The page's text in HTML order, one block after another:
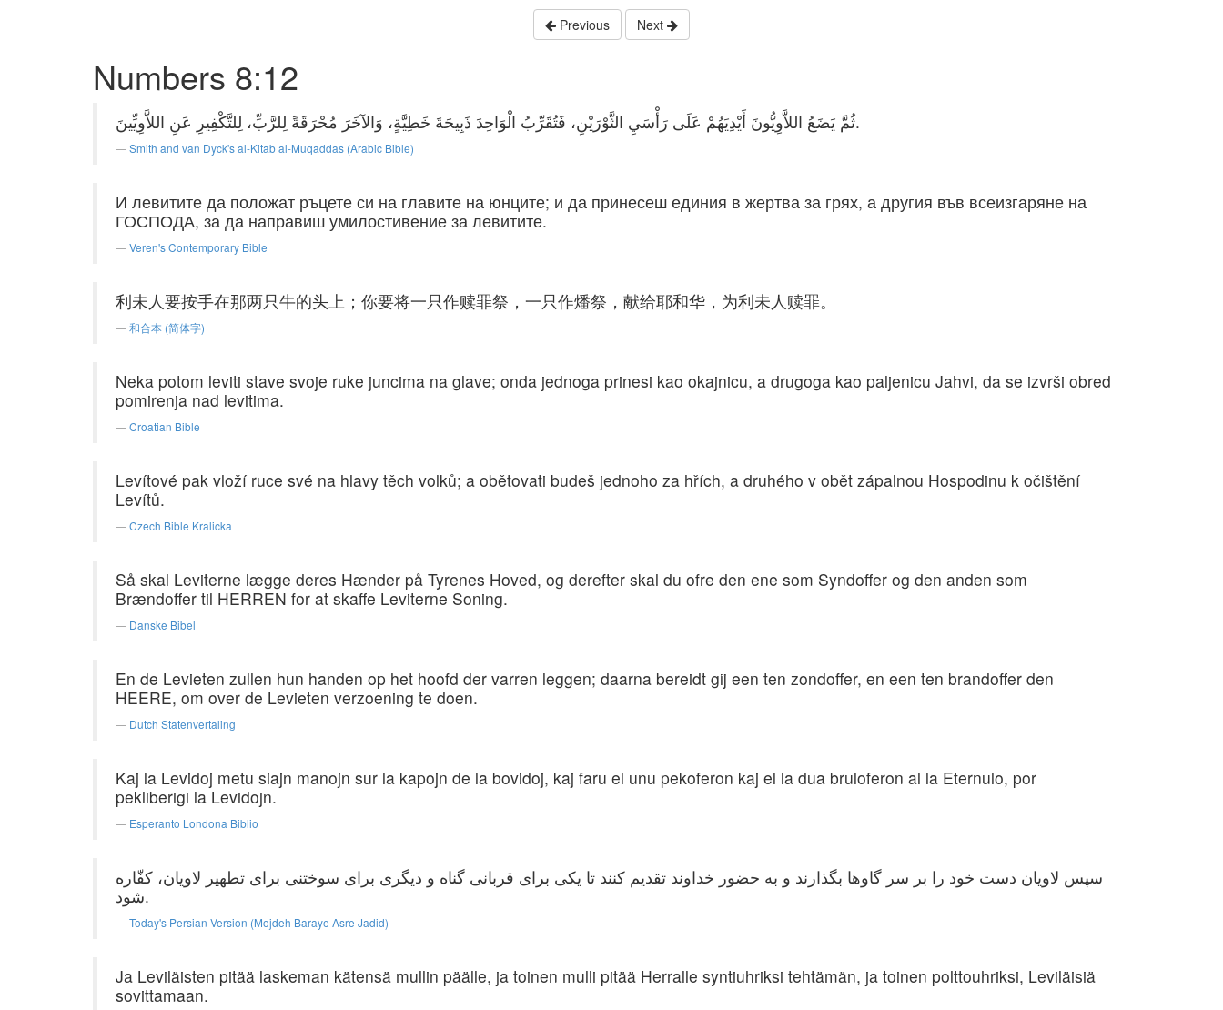
Previous Next
Numbers 8:12
ثُمَّ يَضَعُ اللاَّوِيُّونَ أَيْدِيَهُمْ عَلَى رَأْسَيِ الثَّوْرَيْنِ، فَتُقَرِّبُ الْوَاحِدَ ذَبِيحَةَ خَطِيَّةٍ، وَالآخَرَ مُحْرَقَةً لِلرَّبِّ، لِلتَّكْفِيرِ عَنِ اللاَّوِيِّينَ.
Smith and van Dyck's al-Kitab al-Muqaddas (Arabic Bible)
И левитите да положат ръцете си на главите на юнците; и да принесеш единия в жертва за грях, а другия във всеизгаряне на
ГОСПОДА, за да направиш умилостивение за левитите.
Veren's Contemporary Bible
利未人要按手在那两只牛的头上；你要将一只作赎罪祭，一只作燔祭，献给耶和华，为利未人赎罪。
和合本 (简体字)
Neka potom leviti stave svoje ruke juncima na glave; onda jednoga prinesi kao okajnicu, a drugoga kao paljenicu Jahvi, da se izvrši obred
pomirenja nad levitima.
Croatian Bible
Levítové pak vloží ruce své na hlavy těch volků; a obětovati budeš jednoho za hřích, a druhého v obět zápalnou Hospodinu k očištění
Levítů.
Czech Bible Kralicka
Så skal Leviterne lægge deres Hænder på Tyrenes Hoved, og derefter skal du ofre den ene som Syndoffer og den anden som
Brændoffer til HERREN for at skaffe Leviterne Soning.
Danske Bibel
En de Levieten zullen hun handen op het hoofd der varren leggen; daarna bereidt gij een ten zondoffer, en een ten brandoffer den
HEERE, om over de Levieten verzoening te doen.
Dutch Statenvertaling
Kaj la Levidoj metu siajn manojn sur la kapojn de la bovidoj, kaj faru el unu pekoferon kaj el la dua bruloferon al la Eternulo, por
pekliberigi la Levidojn.
Esperanto Londona Biblio
سپس لاویان دست خود را بر سر گاوها بگذارند و به حضور خداوند تقدیم کنند تا یکی برای قربانی گناه و دیگری برای سوختنی برای تطهیر لاویان، کفّاره
شود.
Today's Persian Version (Mojdeh Baraye Asre Jadid)
Ja Leviläisten pitää laskeman kätensä mullin päälle, ja toinen mulli pitää Herralle syntiuhriksi tehtämän, ja toinen polttouhriksi, Leviläisiä
sovittamaan.